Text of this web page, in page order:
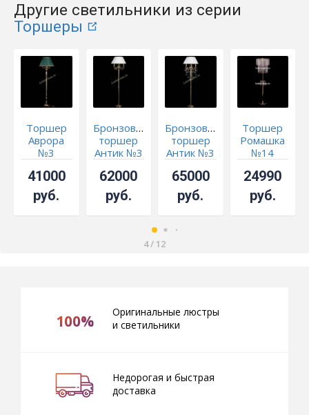
Другие светильники из серии
Торшеры
Торшер
Аврора
№3
41000
руб.
Бронзовый
торшер
Антик №3
62000
руб.
Бронзовый
торшер
Антик №3
65000
руб.
Торшер
Ромашка
№14
24990
руб.
4/ 12
100%
Оригинальные люстры
и светильники
Недорогая и быстрая
доставка